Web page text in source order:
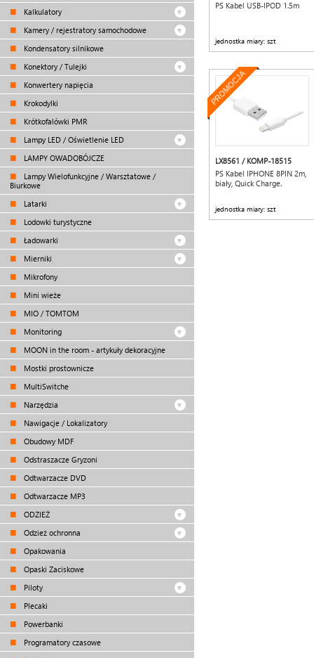
Kalkulatory
Kamery / rejestratory samochodowe
Kondensatory silnikowe
Konektory / Tulejki
Konwertery napięcia
Krokodylki
Krótkofalówki PMR
Lampy LED / Oświetlenie LED
LAMPY OWADOBÓJCZE
Lampy Wielofunkcyjne / Warsztatowe /
Biurkowe
Latarki
Lodowki turystyczne
Ładowarki
Mierniki
Mikrofony
Mini wieże
MIO / TOMTOM
Monitoring
MOON in the room - artykuły dekoracyjne
Mostki prostownicze
MultiSwitche
Narzędzia
Nawigacje / Lokalizatory
Obudowy MDF
Odstraszacze Gryzoni
Odtwarzacze DVD
Odtwarzacze MP3
ODZIEŻ
Odzież ochronna
Opakowania
Opaski Zaciskowe
Piloty
Plecaki
Powerbanki
Programatory czasowe
PS Kabel USB-IPOD 1.5m
jednostka miary: szt
PROMOCJA
LX8561 / KOMP-18515
PS Kabel IPHONE 8PIN 2m,
biały, Quick Charge.
jednostka miary: szt